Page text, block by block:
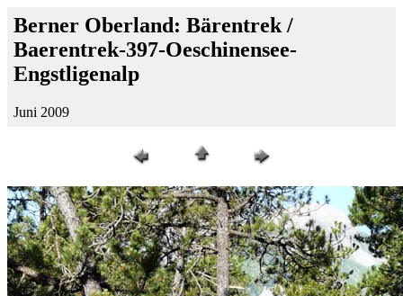
Berner Oberland: Bärentrek /
Baerentrek-397-Oeschinensee-
Engstligenalp
Juni 2009